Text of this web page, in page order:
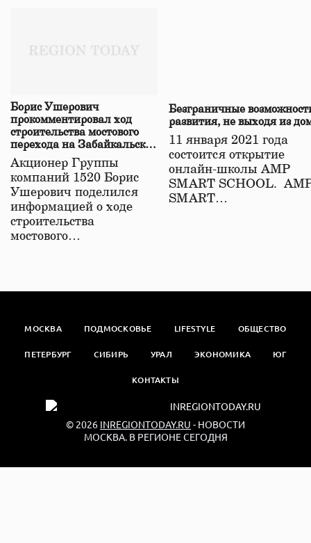
Борис Ушерович
прокомментировал ход
строительства мостового
перехода на Забайкальской
железной дороге
Акционер Группы
компаний 1520 Борис
Ушерович поделился
информацией о ходе
строительства
мостового…
Безграничные
развития, не выходя из
11 января 2021 года
состоится открытие
онлайн-школы АМР
SMART SCHOOL.
SMART…
МОСКВА ПОДМОСКОВЬЕ LIFESTYLE ОБЩЕСТВО
ПЕТЕРБУРГ СИБИРЬ УРАЛ ЭКОНОМИКА ЮГ
КОНТАКТЫ
© 2026 INREGIONTODAY.RU - НОВОСТИ
МОСКВА. В РЕГИОНЕ СЕГОДНЯ